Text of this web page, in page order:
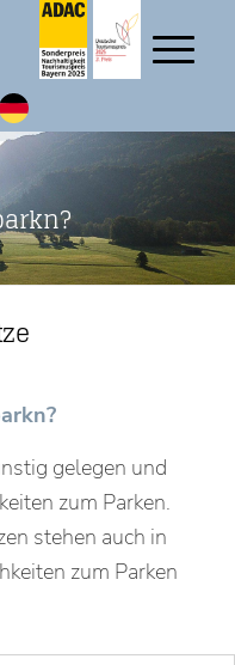
gelegen und
zum Parken.
stehen auch in
zum Parken